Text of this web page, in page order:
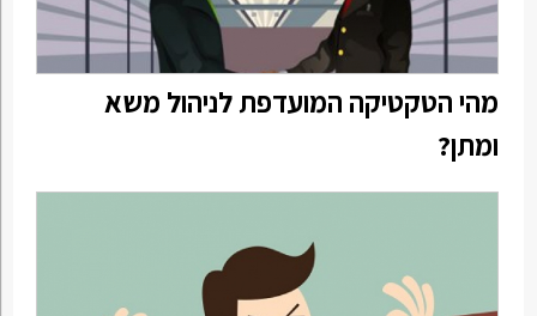
מהי הטקטיקה המועדפת לניהול משא
ומתן?